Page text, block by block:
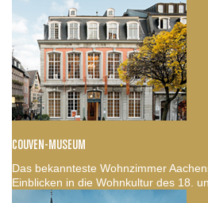
COUVEN-MUSEUM
Das bekannteste Wohnzimmer
Einblicken in die Wohnkultur des 18.